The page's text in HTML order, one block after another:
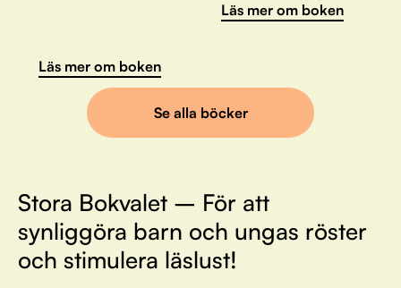
Läs mer om boken
Läs mer om boken
Se alla böcker
Stora Bokvalet – För att
synliggöra barn och ungas röster
och stimulera läslust!